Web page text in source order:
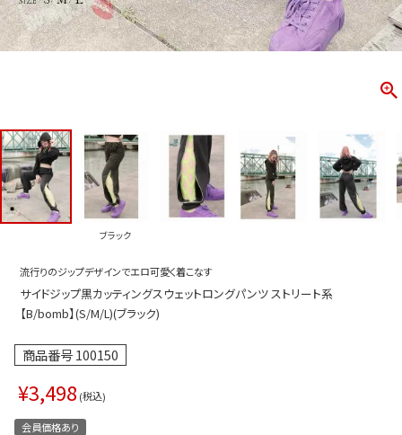
ス
ス
アップ
ース
インワン／サロペット
ラ・ニップレス
新作
トップス
ボトムス
ブラック
流行りのジップデザインでエロ可愛く着こなす
サイドジップ黒カッティングスウェットロングパンツ ストリート系
【B/bomb】(S/M/L)(ブラック)
商品番号100150
¥3,498 税込
会員価格あり